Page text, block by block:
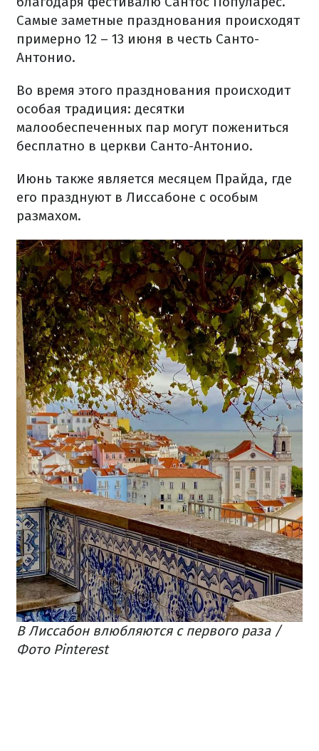
Самые заметные празднования происходят
примерно 12 – 13 июня в честь Санто-
Антонио.
Во время этого празднования происходит
особая традиция: десятки
малообеспеченных пар могут пожениться
бесплатно в церкви Санто-Антонио.
Июнь также является месяцем Прайда, где
его празднуют в Лиссабоне с особым
размахом.
В Лиссабон влюбляются с первого раза /
Фото Pinterest